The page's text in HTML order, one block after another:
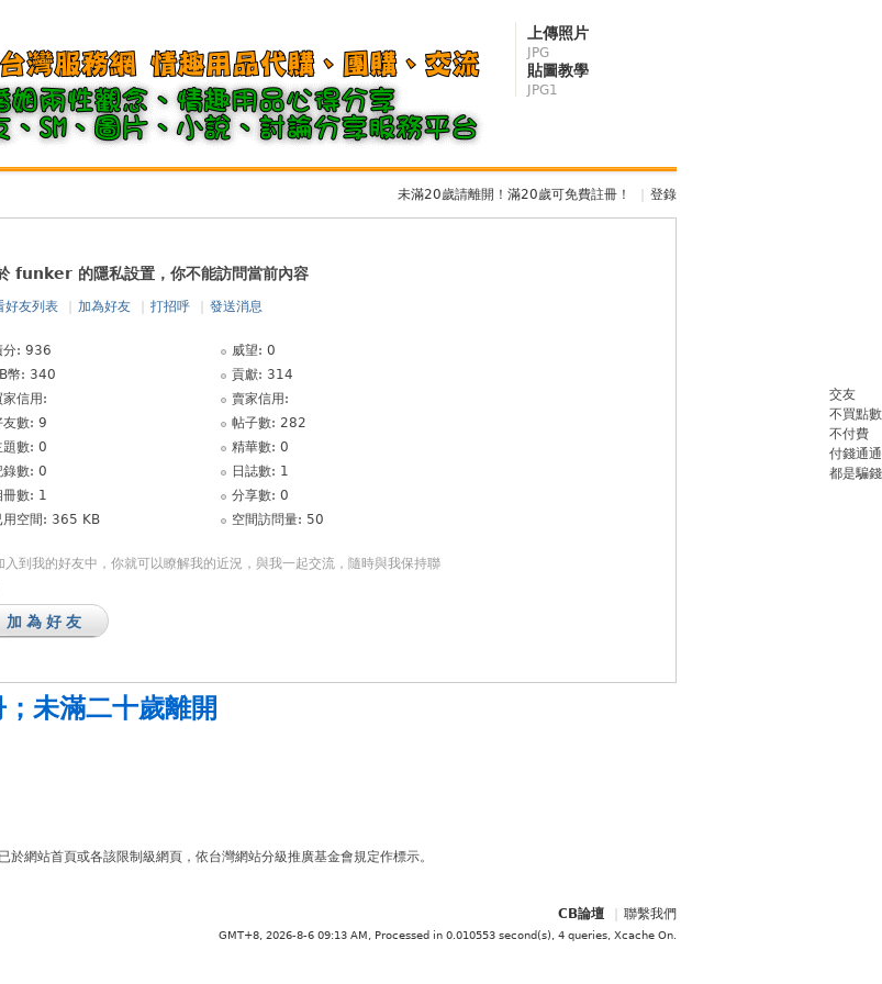
上傳照片
JPG
貼圖教學
JPG1
未滿20歲請離開！滿20歲可免費註冊！ 登錄
funker 的隱私設置，你不能訪問當前內容
好友列表 加為好友 打招呼 發送消息
分: 936
威望: 0
幣: 340
貢獻: 314
家信用:
賣家信用:
友數: 9
帖子數: 282
題數: 0
精華數: 0
錄數: 0
日誌數: 1
冊數: 1
分享數: 0
用空間: 365 KB
空間訪問量: 50
入到我的好友中，你就可以瞭解我的近況，與我一起交流，隨時與我保持聯
加為好友
； 未滿二十歲離開
網站首頁或各該限制級網頁，依台灣網站分級推廣基金會規定作標示。
交友
不買點數
不付費
付錢通通
都是騙錢
CB論壇 聯繫我們
GMT+8, 2026-8-6 09:13 AM, Processed in 0.010553 second(s), 4 queries, Xcache On